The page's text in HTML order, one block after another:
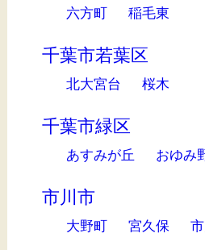
六方町 稲毛東
千葉市若葉区
北大宮台 桜木
千葉市緑区
あすみが丘 おゆみ
市川市
大野町 宮久保